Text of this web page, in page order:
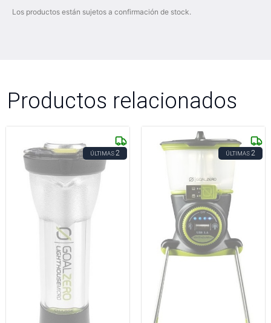
Los productos están sujetos a confirmación de stock.
Productos relacionados
ÚLTIMAS2 ÚLTIMAS2